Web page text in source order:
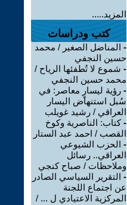
المزيد.....
كتب ودراسات
- المناضل الصغير / محمد
حسين النجفي
- شموع لا تُطفئها الرياح /
محمد حسين النجفي
- رؤية ليسارٍ معاصر: في
سُبل استنهاض اليسار
العراقي / رشيد غويلب
-كتاب: الناصرية وكوخ
القصب / احمد عبد الستار
- الحزب الشيوعي
العراقي.. رسائل
وملاحظات / صباح كنجي
- التقرير السياسي الصادر
عن اجتماع اللجنة
المركزية الاعتيادي ل ... /